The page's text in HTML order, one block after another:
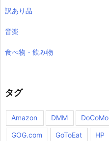
訳あり品
音楽
食べ物・飲み物
タグ
Amazon DMM DoCoMo
GOG.com GoToEat HP